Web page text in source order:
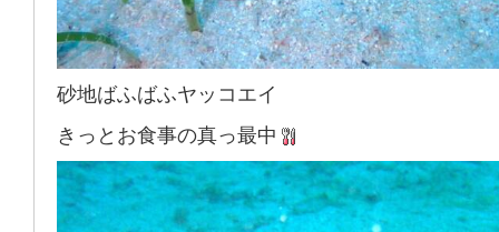
砂地ばふばふヤッコエイ
きっとお食事の真っ最中